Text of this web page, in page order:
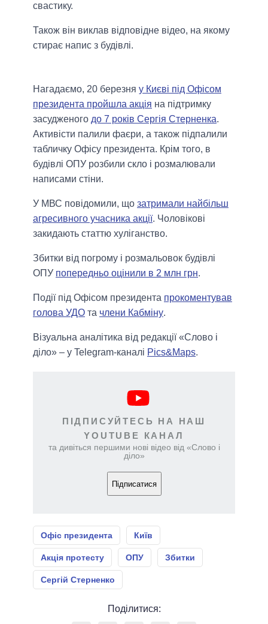
свастику.
Також він виклав відповідне відео, на якому
стирає напис з будівлі.
Нагадаємо, 20 березня у Києві під Офісом
президента пройшла акція на підтримку
засудженого до 7 років Сергія Стерненка.
Активісти палили фаєри, а також підпалили
табличку Офісу президента. Крім того, в
будівлі ОПУ розбили скло і розмалювали
написами стіни.
У МВС повідомили, що затримали найбільш
агресивного учасника акції. Чоловікові
закидають статтю хуліганство.
Збитки від погрому і розмальовок будівлі
ОПУ попередньо оцінили в 2 млн грн.
Події під Офісом президента прокоментував
голова УДО та члени Кабміну.
Візуальна аналітика від редакції «Слово і
діло» – у Telegram-каналі Pics&Maps.
ПІДПИСУЙТЕСЬ НА НАШ
YOUTUBE КАНАЛ
та дивіться першими нові відео від «Слово і
діло»
Підписатися
Офіс президента Київ
Акція протесту ОПУ Збитки
Сергій Стерненко
Поділитися: